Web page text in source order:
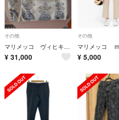
その他
マリメッコ ヴィヒキルース Marimekko スウェットパンツ
¥ 31,000
その他
¥ 5,000